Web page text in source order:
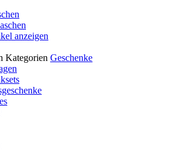
anzeigen
Kategorien Geschenke